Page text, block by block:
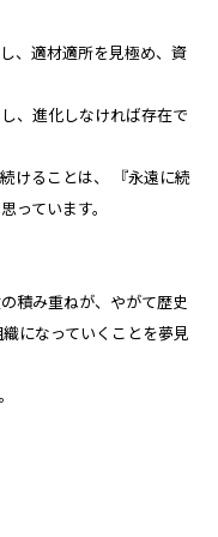
、適材適所を見極め、資
、進化しなければ存在で
けることは、
『永遠に続
っています。
積み重ねが、やがて歴史
になっていくことを夢見